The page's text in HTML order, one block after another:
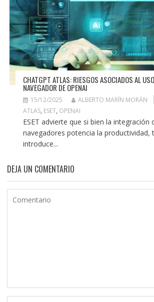
CHATGPT ATLAS: RIESGOS ASOCIADOS AL
NAVEGADOR DE OPENAI
15/12/2025 ALBERTO MARÍN MORÁN
ATLAS, ESET, OPENAI
ESET advierte que si bien la integración
navegadores potencia la productividad,
introduce...
DEJA UN COMENTARIO